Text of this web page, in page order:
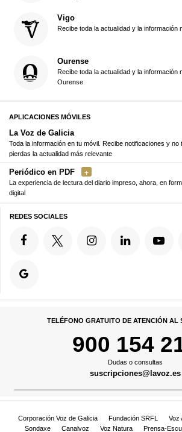
Vigo
Recibe toda la actualidad y la información
Ourense
Recibe toda la actualidad y la información
Ourense
APLICACIONES MÓVILES
La Voz de Galicia
Toda la información en tu móvil. Recibe notificaciones y no
pierdas la actualidad más relevante
Periódico en PDF
La experiencia de lectura del diario impreso, ahora, en
digital
REDES SOCIALES
TELÉFONO GRATUITO DE ATENCIÓN AL
900 154
Dudas o consultas
suscripciones@lavoz.es
Corporación Voz de Galicia Fundación SRFL Voz
Sondaxe
Canalvoz Voz Natura Prensa-